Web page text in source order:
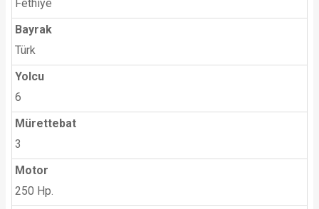
Fethiye
Bayrak
Türk
Yolcu
6
Mürettebat
3
Motor
250 Hp.